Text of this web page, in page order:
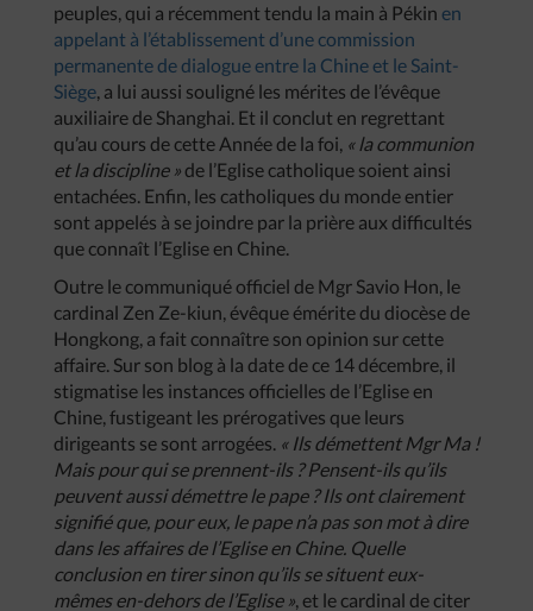
peuples, qui a récemment tendu la main à Pékin en
appelant à l’établissement d’une commission
permanente de dialogue entre la Chine et le Saint-
Siège, a lui aussi souligné les mérites de l’évêque
auxiliaire de Shanghai. Et il conclut en regrettant
qu’au cours de cette Année de la foi, « la communion
et la discipline » de l’Eglise catholique soient ainsi
entachées. Enfin, les catholiques du monde entier
sont appelés à se joindre par la prière aux difficultés
que connaît l’Eglise en Chine.
Outre le communiqué officiel de Mgr Savio Hon, le
cardinal Zen Ze-kiun, évêque émérite du diocèse de
Hongkong, a fait connaître son opinion sur cette
affaire. Sur son blog à la date de ce 14 décembre, il
stigmatise les instances officielles de l’Eglise en
Chine, fustigeant les prérogatives que leurs
dirigeants se sont arrogées. « Ils démettent Mgr Ma !
Mais pour qui se prennent-ils ? Pensent-ils qu’ils
peuvent aussi démettre le pape ? Ils ont clairement
signifié que, pour eux, le pape n’a pas son mot à dire
dans les affaires de l’Eglise en Chine. Quelle
conclusion en tirer sinon qu’ils se situent eux-
mêmes en-dehors de l’Eglise », et le cardinal de citer